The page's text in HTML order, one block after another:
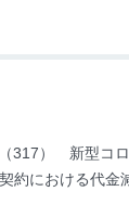
317） 新型コ
約における代